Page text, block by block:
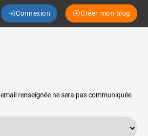
Connexion Créer mon blog
renseignée ne sera pas communiquée